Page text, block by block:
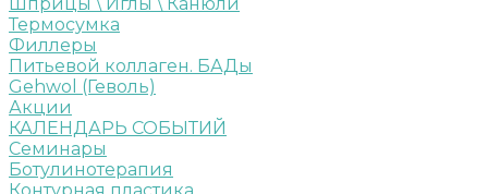
Термосумка
Филлеры
Питьевой коллаген. БАДы
Gehwol (Геволь)
Акции
КАЛЕНДАРЬ СОБЫТИЙ
Семинары
Ботулинотерапия